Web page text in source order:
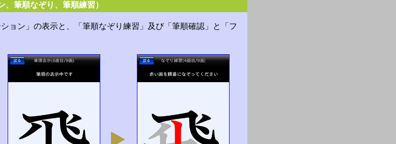
筆順なぞり、筆順練習）
ョン」の表示と、「筆順なぞり練習」及び「筆順確認」と「フ